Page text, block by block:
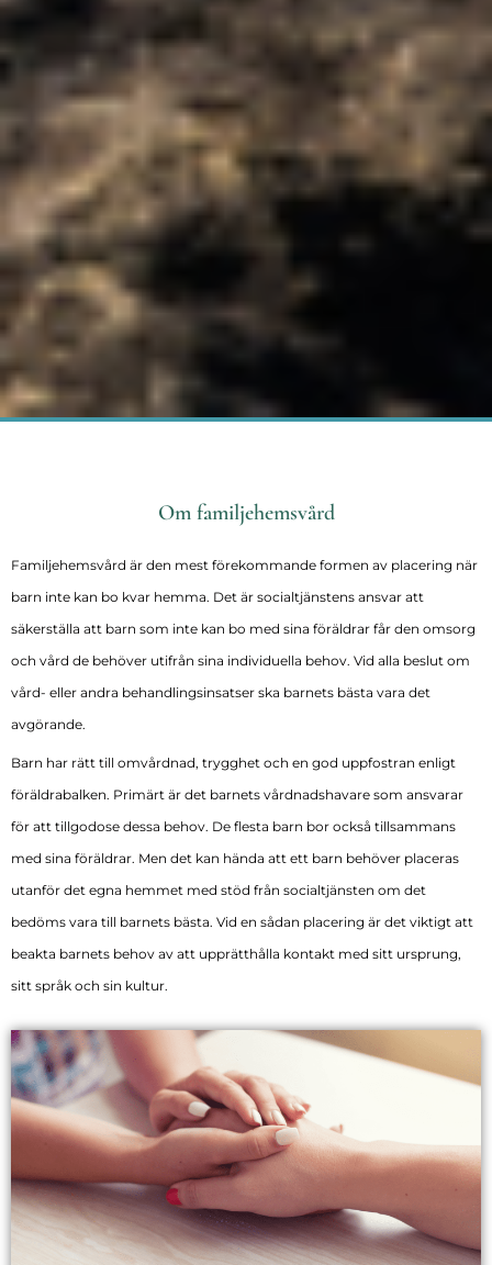
Om familjehemsvård
Familjehemsvård är den mest förekommande formen av placering när
barn inte kan bo kvar hemma. Det är socialtjänstens ansvar att
säkerställa att barn som inte kan bo med sina föräldrar får den omsorg
och vård de behöver utifrån sina individuella behov. Vid alla beslut om
vård- eller andra behandlingsinsatser ska barnets bästa vara det
avgörande.
Barn har rätt till omvårdnad, trygghet och en god uppfostran enligt
föräldrabalken. Primärt är det barnets vårdnadshavare som ansvarar
för att tillgodose dessa behov. De flesta barn bor också tillsammans
med sina föräldrar. Men det kan hända att ett barn behöver placeras
utanför det egna hemmet med stöd från socialtjänsten om det
bedöms vara till barnets bästa. Vid en sådan placering är det viktigt att
beakta barnets behov av att upprätthålla kontakt med sitt ursprung,
sitt språk och sin kultur.